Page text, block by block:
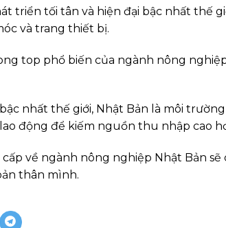
triển tối tân và hiện đại bậc nhất thế
và trang thiết bị.
top phổ biến của ngành nông
nhất thế giới, Nhật Bản là môi
động để kiếm nguồn thu nhập cao
về ngành nông nghiệp Nhật Bản sẽ
thân mình.